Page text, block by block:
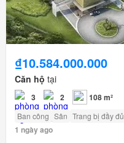
₫10.584.000.000
Căn hộ tại
3 2 108 m²
Ban công Sân Trang bị đầy đủ
1 ngày ago